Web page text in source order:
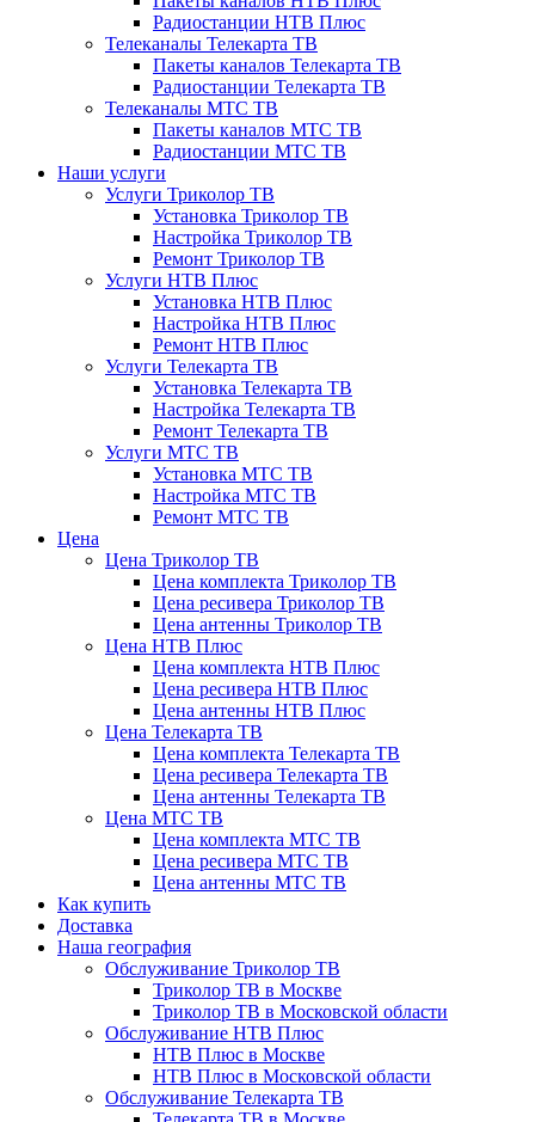
Радиостанции НТВ Плюс
Телеканалы Телекарта ТВ
Пакеты каналов Телекарта ТВ
Радиостанции Телекарта ТВ
Телеканалы МТС ТВ
Пакеты каналов МТС ТВ
Радиостанции МТС ТВ
Наши услуги
Услуги Триколор ТВ
Установка Триколор ТВ
Настройка Триколор ТВ
Ремонт Триколор ТВ
Услуги НТВ Плюс
Установка НТВ Плюс
Настройка НТВ Плюс
Ремонт НТВ Плюс
Услуги Телекарта ТВ
Установка Телекарта ТВ
Настройка Телекарта ТВ
Ремонт Телекарта ТВ
Услуги МТС ТВ
Установка МТС ТВ
Настройка МТС ТВ
Ремонт МТС ТВ
Цена
Цена Триколор ТВ
Цена комплекта Триколор ТВ
Цена ресивера Триколор ТВ
Цена антенны Триколор ТВ
Цена НТВ Плюс
Цена комплекта НТВ Плюс
Цена ресивера НТВ Плюс
Цена антенны НТВ Плюс
Цена Телекарта ТВ
Цена комплекта Телекарта ТВ
Цена ресивера Телекарта ТВ
Цена антенны Телекарта ТВ
Цена МТС ТВ
Цена комплекта МТС ТВ
Цена ресивера МТС ТВ
Цена антенны МТС ТВ
Как купить
Доставка
Наша география
Обслуживание Триколор ТВ
Триколор ТВ в Москве
Триколор ТВ в Московской области
Обслуживание НТВ Плюс
НТВ Плюс в Москве
НТВ Плюс в Московской области
Обслуживание Телекарта ТВ